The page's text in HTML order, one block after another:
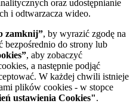
oraz udostępnianie
i odtwarzacza wideo.
zamknij”, by wyrazić zgodę na
do strony lub
, aby zobaczyć
a następnie podjąć
W każdej chwili istnieje
plików cookies - w stopce
ustawienia Cookies".